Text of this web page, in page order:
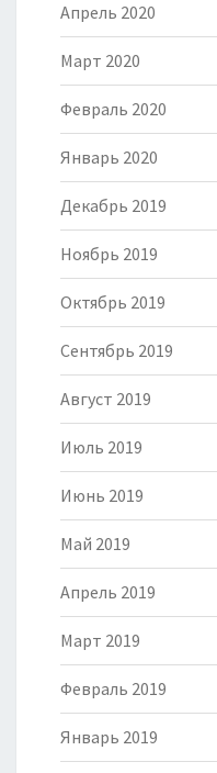
Апрель 2020
Март 2020
Февраль 2020
Январь 2020
Декабрь 2019
Ноябрь 2019
Октябрь 2019
Сентябрь 2019
Август 2019
Июль 2019
Июнь 2019
Май 2019
Апрель 2019
Март 2019
Февраль 2019
Январь 2019